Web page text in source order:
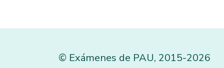
© Exámenes de PAU, 2015-2026